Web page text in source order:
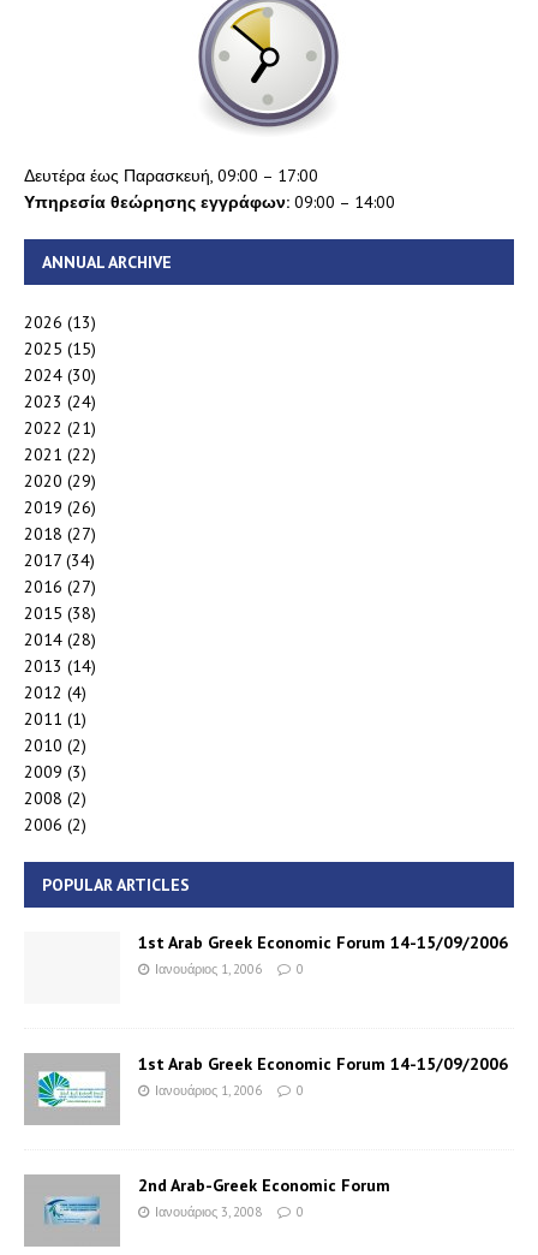
Δευτέρα έως Παρασκευή, 09:00 – 17:00
Υπηρεσία θεώρησης εγγράφων: 09:00 – 14:00
ANNUAL ARCHIVE
2026 (13)
2025 (15)
2024 (30)
2023 (24)
2022 (21)
2021 (22)
2020 (29)
2019 (26)
2018 (27)
2017 (34)
2016 (27)
2015 (38)
2014 (28)
2013 (14)
2012 (4)
2011 (1)
2010 (2)
2009 (3)
2008 (2)
2006 (2)
POPULAR ARTICLES
1st Arab Greek Economic Forum 14-15/09/2006
Ιανουάριος 1, 2006 0
1st Arab Greek Economic Forum 14-15/09/2006
Ιανουάριος 1, 2006 0
2nd Arab-Greek Economic Forum
Ιανουάριος 3, 2008 0